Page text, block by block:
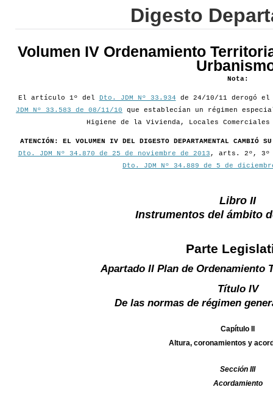
Digesto
Volumen IV Ordenamiento
Nota:
El artículo 1º del Dto. JDM Nº 33.934 de 24/10/11 derogó
JDM Nº 33.583 de 08/11/10 que establecían un régimen
Higiene de la Vivienda, Locales
ATENCIÓN: EL VOLUMEN IV DEL DIGESTO DEPARTAMENTAL CAMBIÓ
Dto. JDM Nº 34.870 de 25 de noviembre de 2013 , arts. 2º, 3º
Dto. JDM Nº 34.889 de 5 de
Libro II
Instrumentos del ámbito
Parte
Apartado II Plan de Ordenamiento
Título IV
De las normas de régimen
Capítulo II
Altura, coronamientos y
Sección III
Acordamiento